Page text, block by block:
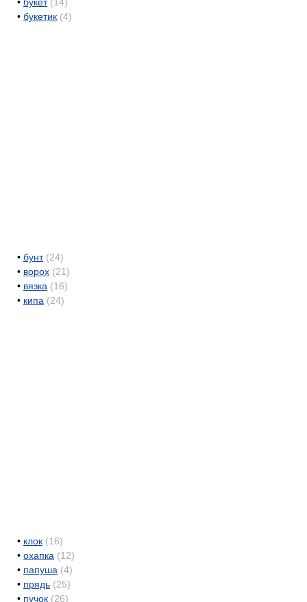
• букетик (4)
• бунт (24)
• ворох (21)
• вязка (16)
• кипа (24)
• клок (16)
• охапка (12)
• папуша (4)
• прядь (25)
• пучок (26)